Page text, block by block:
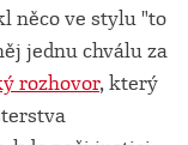
něco ve stylu "to
jednu chválu za
rozhovor, který